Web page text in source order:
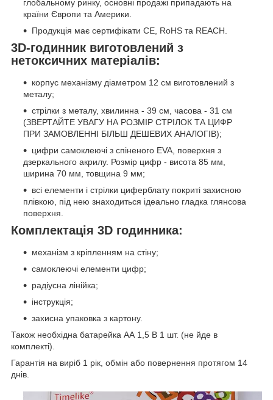
глобальному ринку, основні продажі припадають на
країни Європи та Америки.
Продукція має сертифікати CE, RoHS та REACH.
3D-годинник виготовлений з
нетоксичних матеріалів:
корпус механізму діаметром 12 см виготовлений з
металу;
стрілки з металу, хвилинна - 39 см, часова - 31 см
(ЗВЕРТАЙТЕ УВАГУ НА РОЗМІР СТРІЛОК ТА ЦИФР
ПРИ ЗАМОВЛЕННІ БІЛЬШ ДЕШЕВИХ АНАЛОГІВ);
цифри самоклеючі з спіненого EVA, поверхня з
дзеркального акрилу. Розмір цифр - висота 85 мм,
ширина 70 мм, товщина 9 мм;
всі елементи і стрілки циферблату покриті захисною
плівкою, під нею знаходиться ідеально гладка глянсова
поверхня.
Комплектація 3D годинника:
механізм з кріпленням на стіну;
самоклеючі елементи цифр;
радіусна лінійка;
інструкція;
захисна упаковка з картону.
Також необхідна батарейка АА 1,5 В 1 шт. (не йде в
комплекті).
Гарантія на виріб 1 рік, обмін або повернення протягом 14
днів.